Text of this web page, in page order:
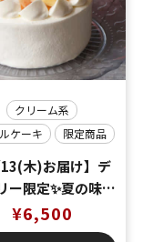
クリーム系
ケーキ
限定商品
13(木)お届け】デ
ー限定✨夏の味覚
ショートケーキ5
5〜6名様分）
¥6,500